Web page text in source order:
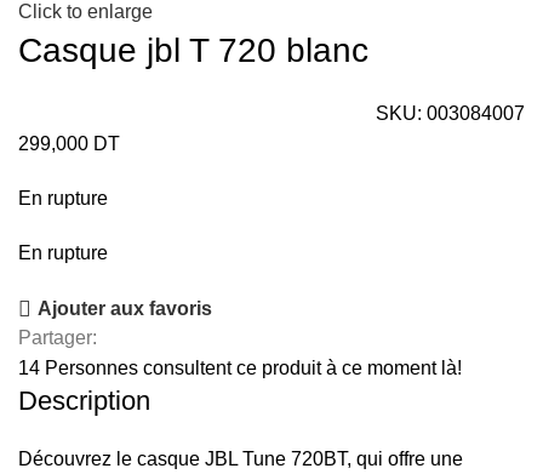
Click to enlarge
Casque jbl T 720 blanc
SKU: 003084007
299,000 DT
En rupture
En rupture
Ajouter aux favoris
Partager:
14 Personnes consultent ce produit à ce moment là!
Description
Découvrez le casque JBL Tune 720BT, qui offre une